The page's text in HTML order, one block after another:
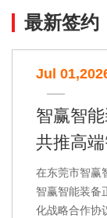
最新签约
Jul
智赢智
共推高
在东莞市智赢
智赢智能装备
化战略合作协